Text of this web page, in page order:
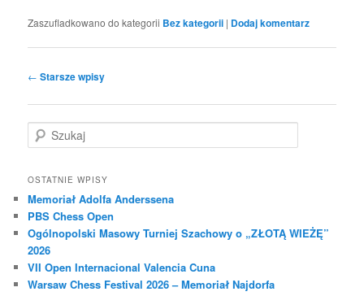
Zaszufladkowano do kategorii Bez kategorii | Dodaj komentarz
Nawigacja
← Starsze wpisy
z
k
j
OSTATNIE WPISY
Memoriał Adolfa Anderssena
PBS Chess Open
Ogólnopolski Masowy Turniej Szachowy o „ZŁOTĄ WIEŻĘ”
2026
VII Open Internacional Valencia Cuna
Warsaw Chess Festival 2026 – Memoriał Najdorfa